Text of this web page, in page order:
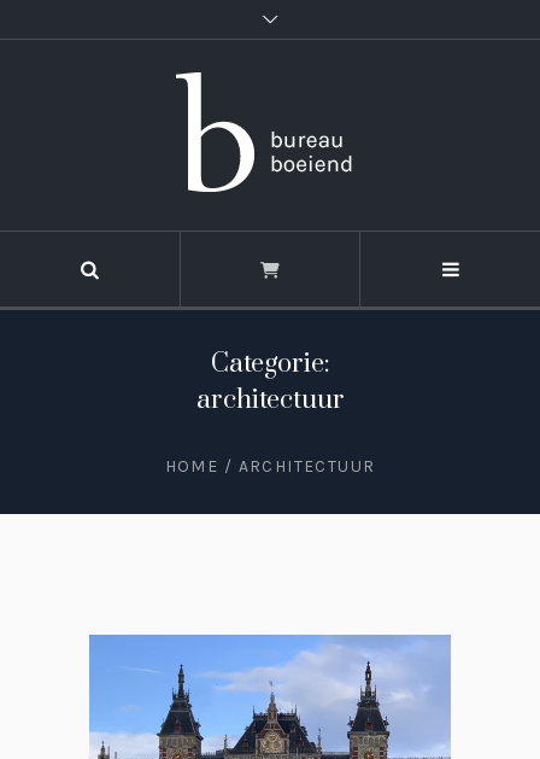
Categorie:
architectuur
HOME / ARCHITECTUUR